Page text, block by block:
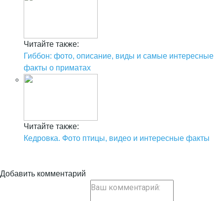
Читайте также:
Гиббон: фото, описание, виды и самые интересные
факты о приматах
Читайте также:
Кедровка. Фото птицы, видео и интересные факты
Добавить комментарий